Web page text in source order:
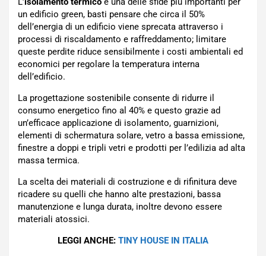
un edificio green, basti pensare che circa il 50%
dell’energia di un edificio viene sprecata attraverso i
processi di riscaldamento e raffreddamento; limitare
queste perdite riduce sensibilmente i costi ambientali ed
economici per regolare la temperatura interna
dell’edificio.
La progettazione sostenibile consente di ridurre il
consumo energetico fino al 40% e questo grazie ad
un’efficace applicazione di isolamento, guarnizioni,
elementi di schermatura solare, vetro a bassa emissione,
finestre a doppi e tripli vetri e prodotti per l’edilizia ad alta
massa termica.
La scelta dei materiali di costruzione e di rifinitura deve
ricadere su quelli che hanno alte prestazioni, bassa
manutenzione e lunga durata, inoltre devono essere
materiali atossici.
LEGGI ANCHE: TINY HOUSE IN ITALIA